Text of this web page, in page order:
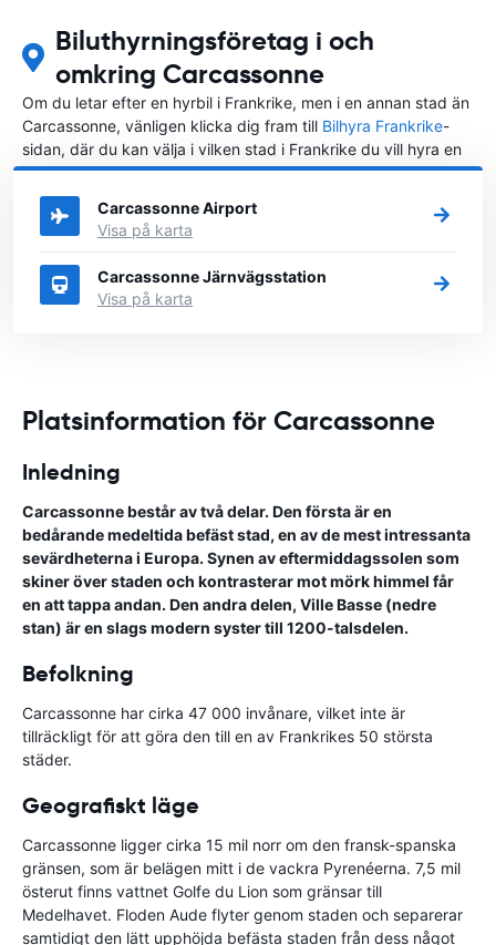
Biluthyrningsföretag i och
omkring Carcassonne
Om du letar efter en hyrbil i Frankrike, men i en annan stad än
Carcassonne, vänligen klicka dig fram till Bilhyra Frankrike-
sidan, där du kan välja i vilken stad i Frankrike du vill hyra en
bil.
Carcassonne Airport
Visa på karta
Carcassonne Järnvägsstation
Visa på karta
Platsinformation för Carcassonne
Inledning
Carcassonne består av två delar. Den första är en
bedårande medeltida befäst stad, en av de mest intressanta
sevärdheterna i Europa. Synen av eftermiddagssolen som
skiner över staden och kontrasterar mot mörk himmel får
en att tappa andan. Den andra delen, Ville Basse (nedre
stan) är en slags modern syster till 1200-talsdelen.
Befolkning
Carcassonne har cirka 47 000 invånare, vilket inte är
tillräckligt för att göra den till en av Frankrikes 50 största
städer.
Geografiskt läge
Carcassonne ligger cirka 15 mil norr om den fransk-spanska
gränsen, som är belägen mitt i de vackra Pyrenéerna. 7,5 mil
österut finns vattnet Golfe du Lion som gränsar till
Medelhavet. Floden Aude flyter genom staden och separerar
samtidigt den lätt upphöjda befästa staden från dess något